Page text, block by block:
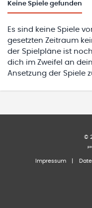
Keine Spiele gefunden
Es sind keine Spiele
gesetzten Zeitraum
der Spielpläne ist
dich im Zweifel an
Ansetzung der Spiele
©
Impressum